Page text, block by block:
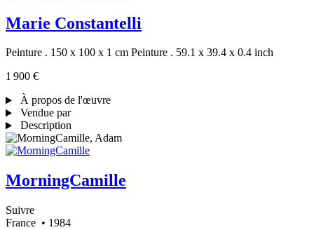
Marie Constantelli
Peinture . 150 x 100 x 1 cm Peinture . 59.1 x 39.4 x 0.4 inch
1 900 €
À propos de l'œuvre
Vendue par
Description
MorningCamille
Suivre
France • 1984